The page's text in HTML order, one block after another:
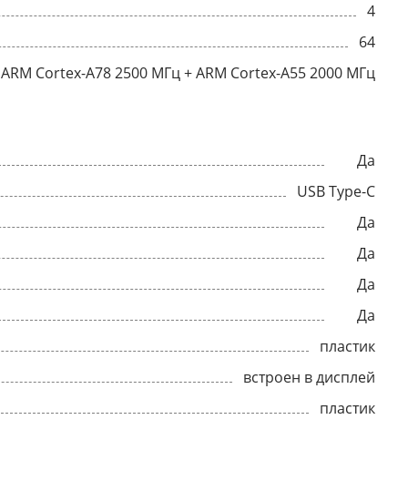
4
64
ARM Cortex-A78 2500 МГц + ARM Cortex-A55 2000 МГц
Да
USB Type-C
Да
Да
Да
Да
пластик
встроен в дисплей
пластик